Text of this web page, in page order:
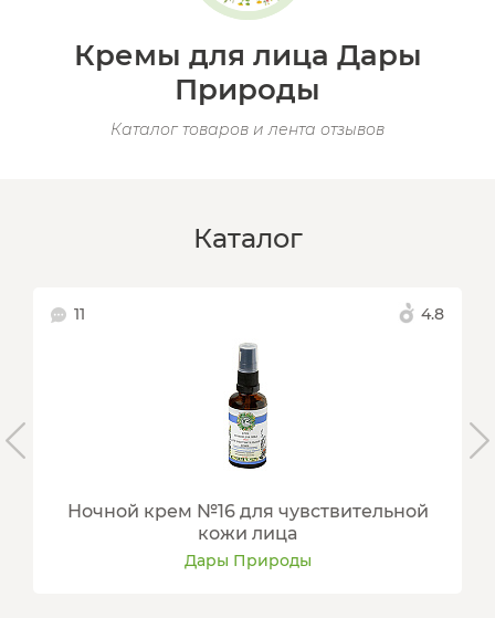
Кремы для лица Дары
Природы
Каталог товаров и лента отзывов
Каталог
11 4.8
Ночной крем №16 для чувствительной
кожи лица
Дары Природы